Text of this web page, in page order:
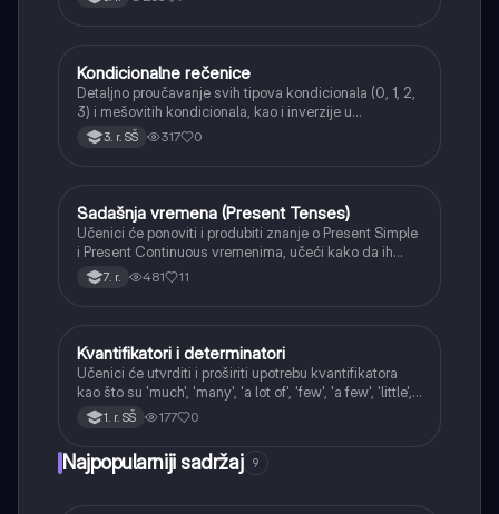
Engleski
Kondicionalne rečenice
Detaljno proučavanje svih tipova kondicionala (0, 1, 2,
3) i mešovitih kondicionala, kao i inverzije u
kondicionalima za formalniji izraz.
3. r. SŠ 317 0
Engleski
Sadašnja vremena (Present Tenses)
Učenici će ponoviti i produbiti znanje o Present Simple
i Present Continuous vremenima, učeći kako da ih
pravilno koriste za opisivanje navika, činjenica i radnji
koje se dešavaju sada ili u bliskoj budućnosti.
7. r. 481 11
Engleski
Kvantifikatori i determinatori
Učenici će utvrditi i proširiti upotrebu kvantifikatora
kao što su 'much', 'many', 'a lot of', 'few', 'a few', 'little',
'a little', 'some' i 'any'.
1. r. SŠ 177 0
Najpopularniji sadržaj 9